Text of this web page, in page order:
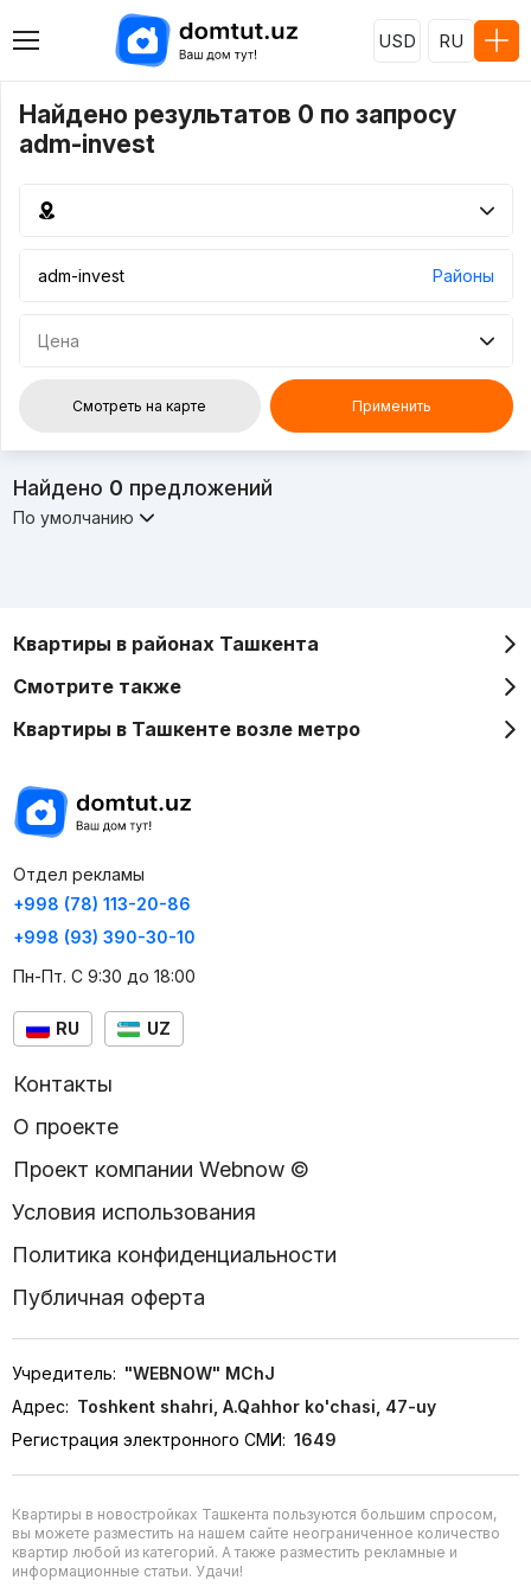
USD RU
Найдено результатов 0 по запросу
adm-invest
Районы
Цена
Смотреть на карте Применить
Найдено 0 предложений
По умолчанию
Квартиры в районах Ташкента
Смотрите также
Квартиры в Ташкенте возле метро
Отдел рекламы
+998 (78) 113-20-86
+998 (93) 390-30-10
Пн-Пт. С 9:30 до 18:00
RU UZ
Контакты
О проекте
Проект компании Webnow ©
Условия использования
Политика конфиденциальности
Публичная оферта
Учредитель: "WEBNOW" MChJ
Адрес: Toshkent shahri, A.Qahhor ko'chasi, 47-uy
Регистрация электронного СМИ: 1649
Квартиры в новостройках Ташкента пользуются большим спросом,
вы можете разместить на нашем сайте неограниченное количество
квартир любой из категорий. А также разместить рекламные и
информационные статьи. Удачи!